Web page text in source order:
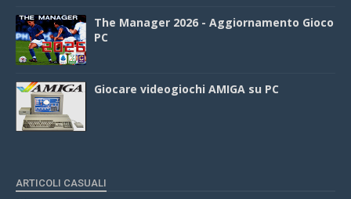
The Manager 2026 - Aggiornamento Gioco
PC
Giocare videogiochi AMIGA su PC
ARTICOLI CASUALI